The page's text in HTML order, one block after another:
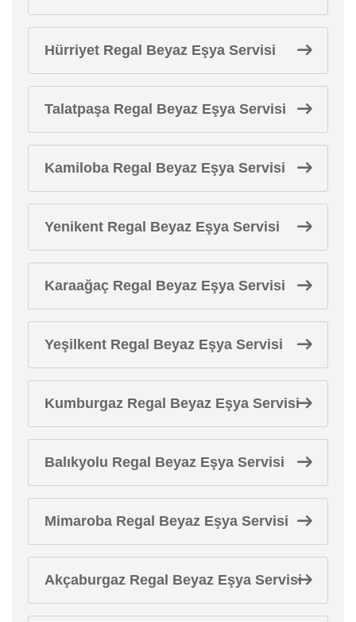
Hürriyet Regal Beyaz Eşya Servisi
Talatpaşa Regal Beyaz Eşya Servisi
Kamiloba Regal Beyaz Eşya Servisi
Yenikent Regal Beyaz Eşya Servisi
Karaağaç Regal Beyaz Eşya Servisi
Yeşilkent Regal Beyaz Eşya Servisi
Kumburgaz Regal Beyaz Eşya Servisi
Balıkyolu Regal Beyaz Eşya Servisi
Mimaroba Regal Beyaz Eşya Servisi
Akçaburgaz Regal Beyaz Eşya Servisi